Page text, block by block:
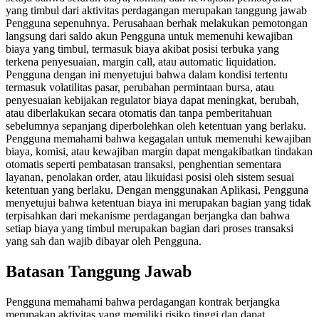
yang timbul dari aktivitas perdagangan merupakan tanggung jawab
Pengguna sepenuhnya. Perusahaan berhak melakukan pemotongan
langsung dari saldo akun Pengguna untuk memenuhi kewajiban
biaya yang timbul, termasuk biaya akibat posisi terbuka yang
terkena penyesuaian, margin call, atau automatic liquidation.
Pengguna dengan ini menyetujui bahwa dalam kondisi tertentu
termasuk volatilitas pasar, perubahan permintaan bursa, atau
penyesuaian kebijakan regulator biaya dapat meningkat, berubah,
atau diberlakukan secara otomatis dan tanpa pemberitahuan
sebelumnya sepanjang diperbolehkan oleh ketentuan yang berlaku.
Pengguna memahami bahwa kegagalan untuk memenuhi kewajiban
biaya, komisi, atau kewajiban margin dapat mengakibatkan tindakan
otomatis seperti pembatasan transaksi, penghentian sementara
layanan, penolakan order, atau likuidasi posisi oleh sistem sesuai
ketentuan yang berlaku. Dengan menggunakan Aplikasi, Pengguna
menyetujui bahwa ketentuan biaya ini merupakan bagian yang tidak
terpisahkan dari mekanisme perdagangan berjangka dan bahwa
setiap biaya yang timbul merupakan bagian dari proses transaksi
yang sah dan wajib dibayar oleh Pengguna.
Batasan Tanggung Jawab
Pengguna memahami bahwa perdagangan kontrak berjangka
merupakan aktivitas yang memiliki risiko tinggi dan dapat